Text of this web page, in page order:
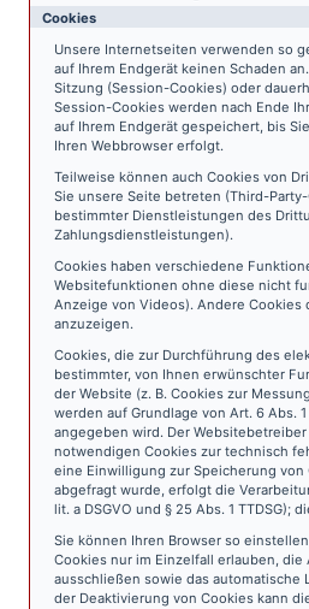
Cookies
Unsere Internetseiten verwenden so
auf Ihrem Endgerät keinen Schaden
Sitzung (Session-Cookies) oder
Session-Cookies werden nach Ende
auf Ihrem Endgerät gespeichert, bis
Ihren Webbrowser erfolgt.
Teilweise können auch Cookies von
Sie unsere Seite betreten (Third-
bestimmter Dienstleistungen des
Zahlungsdienstleistungen).
Cookies haben verschiedene
Websitefunktionen ohne diese nicht
Anzeige von Videos). Andere
anzuzeigen.
Cookies, die zur Durchführung des
bestimmter, von Ihnen erwünschter
der Website (z. B. Cookies zur
werden auf Grundlage von Art. 6 Abs.
angegeben wird. Der
notwendigen Cookies zur technisch
eine Einwilligung zur Speicherung
abgefragt wurde, erfolgt die
lit. a DSGVO und § 25 Abs. 1
Sie können Ihren Browser so
Cookies nur im Einzelfall erlauben,
ausschließen sowie das automatische
der Deaktivierung von Cookies kann